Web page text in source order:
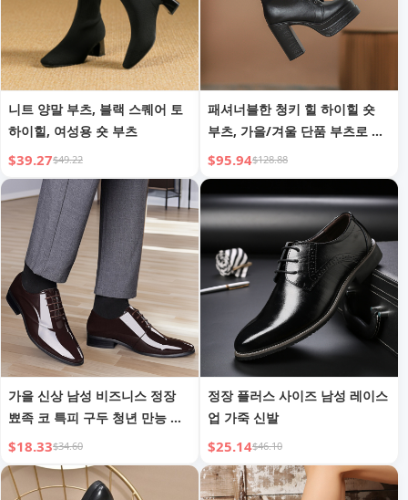
니트 양말 부츠, 블랙 스퀘어 토
하이힐, 여성용 숏 부츠
$39.27$49.22
패셔너블한 청키 힐 하이힐 숏
부츠, 가을/겨울 단품 부츠로 만
능
$95.94$128.88
가을 신상 남성 비즈니스 정장
뾰족 코 특피 구두 청년 만능 레
이스업 대형 남성 구두 신랑 웨
딩 슈즈
$18.33$34.60
정장 플러스 사이즈 남성 레이스
업 가죽 신발
$25.14$46.10